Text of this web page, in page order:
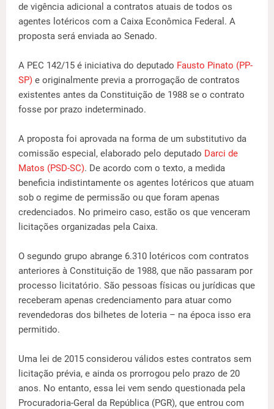
de vigência adicional a contratos atuais de todos os
agentes lotéricos com a Caixa Econômica Federal. A
proposta será enviada ao Senado.
A PEC 142/15 é iniciativa do deputado Fausto Pinato (PP-
SP) e originalmente previa a prorrogação de contratos
existentes antes da Constituição de 1988 se o contrato
fosse por prazo indeterminado.
A proposta foi aprovada na forma de um substitutivo da
comissão especial, elaborado pelo deputado Darci de
Matos (PSD-SC). De acordo com o texto, a medida
beneficia indistintamente os agentes lotéricos que atuam
sob o regime de permissão ou que foram apenas
credenciados. No primeiro caso, estão os que venceram
licitações organizadas pela Caixa.
O segundo grupo abrange 6.310 lotéricos com contratos
anteriores à Constituição de 1988, que não passaram por
processo licitatório. São pessoas físicas ou jurídicas que
receberam apenas credenciamento para atuar como
revendedoras dos bilhetes de loteria – na época isso era
permitido.
Uma lei de 2015 considerou válidos estes contratos sem
licitação prévia, e ainda os prorrogou pelo prazo de 20
anos. No entanto, essa lei vem sendo questionada pela
Procuradoria-Geral da República (PGR), que entrou com